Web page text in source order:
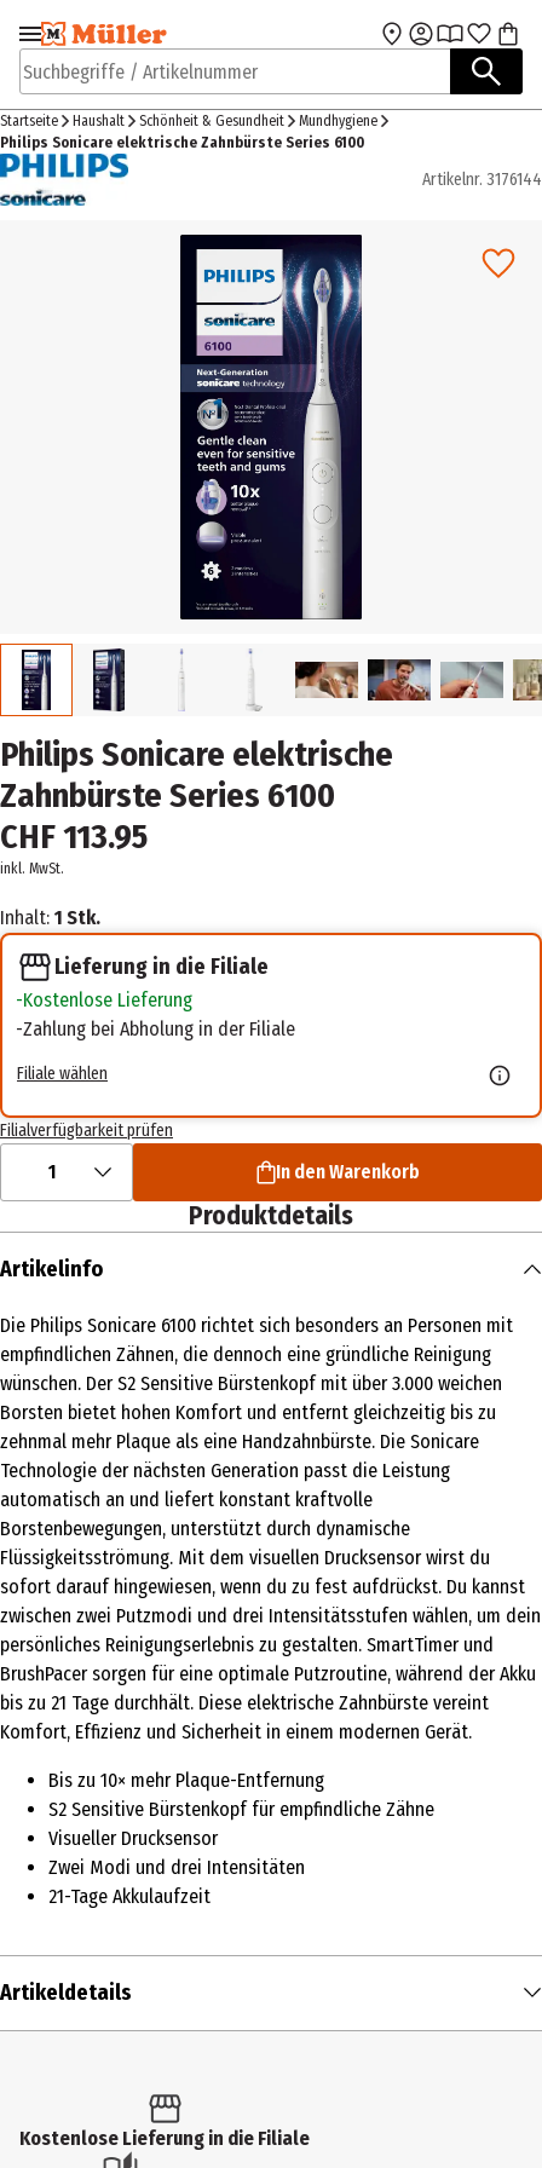
Zur Navigation
springen
Zum Hauptinhalt
Suchbegriffe / Artikelnummer
Startseite Haushalt Schönheit & Gesundheit
Mundhygiene
Philips Sonicare elektrische Zahnbürste Series 6100
Artikelnr. 3176144
Philips Sonicare elektrische
Zahnbürste Series 6100
CHF 113.95
inkl. MwSt.
Inhalt: 1 Stk.
Lieferung in die Filiale
Kostenlose Lieferung
Zahlung bei Abholung in der Filiale
Filiale wählen
Filialverfügbarkeit prüfen
1 In den Warenkorb
Produktdetails
Artikelinfo
Die Philips Sonicare 6100 richtet sich besonders an Personen mit
empfindlichen Zähnen, die dennoch eine gründliche Reinigung
wünschen. Der S2 Sensitive Bürstenkopf mit über 3.000 weichen
Borsten bietet hohen Komfort und entfernt gleichzeitig bis zu
zehnmal mehr Plaque als eine Handzahnbürste. Die Sonicare
Technologie der nächsten Generation passt die Leistung
automatisch an und liefert konstant kraftvolle
Borstenbewegungen, unterstützt durch dynamische
Flüssigkeitsströmung. Mit dem visuellen Drucksensor wirst du
sofort darauf hingewiesen, wenn du zu fest aufdrückst. Du kannst
zwischen zwei Putzmodi und drei Intensitätsstufen wählen, um dein
persönliches Reinigungserlebnis zu gestalten. SmartTimer und
BrushPacer sorgen für eine optimale Putzroutine, während der Akku
bis zu 21 Tage durchhält. Diese elektrische Zahnbürste vereint
Komfort, Effizienz und Sicherheit in einem modernen Gerät.
Bis zu 10× mehr Plaque-Entfernung
S2 Sensitive Bürstenkopf für empfindliche Zähne
Visueller Drucksensor
Zwei Modi und drei Intensitäten
21-Tage Akkulaufzeit
Artikeldetails
Produkttyp
Kostenlose Lieferung in die Filiale